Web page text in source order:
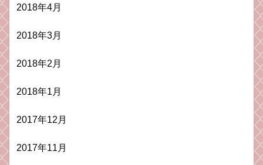
2018年4月
2018年3月
2018年2月
2018年1月
2017年12月
2017年11月